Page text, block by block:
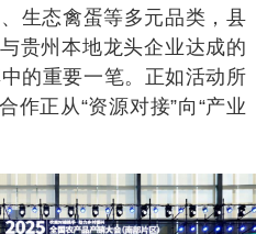
生态禽蛋等多元品类，县
贵州本地龙头企业达成的
的重要一笔。正如活动所
正从“资源对接”向“产业